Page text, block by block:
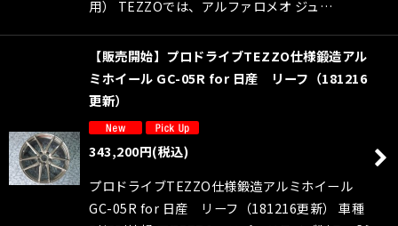
用） TEZZOでは、アルファロメオ ジュ…
【販売開始】プロドライブTEZZO仕様鍛造アル
ミホイール GC-05R for 日産 リーフ（181216
更新）
343,200円(税込)
プロドライブTEZZO仕様鍛造アルミホイール
GC-05R for 日産 リーフ（181216更新） 車種